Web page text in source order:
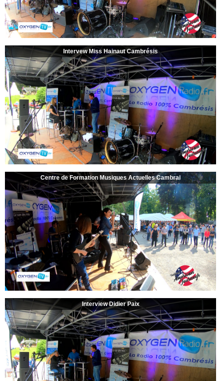
Intervew Miss Hainaut Cambrésis
Centre de Formation Musiques Actuelles Cambrai
Interview Didier Paix